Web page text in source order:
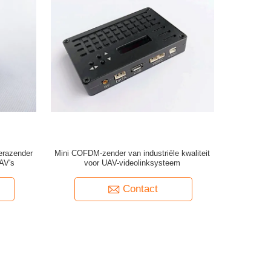
Mini COFDM-zender van industriële kwaliteit
voor UAV-videolinksysteem
Contact